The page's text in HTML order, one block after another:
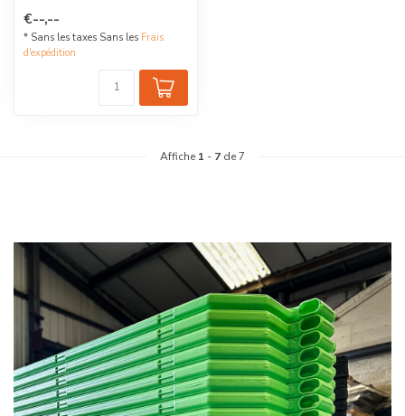
€--,--
* Sans les taxes Sans les Frais
d'expédition
Affiche 1 - 7 de 7